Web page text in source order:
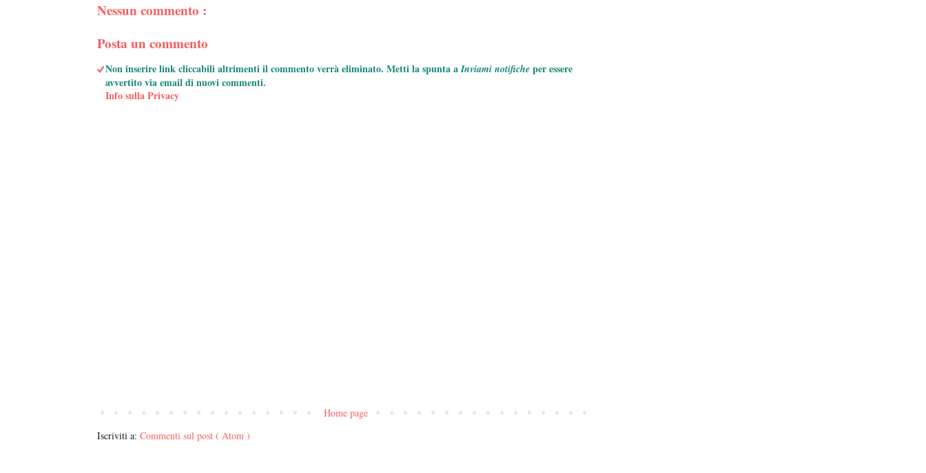
Nessun commento :
Posta un commento
Non inserire link cliccabili altrimenti il commento verrà eliminato. Metti la spunta aInviami notifiche per essere
avvertito via email di nuovi commenti.
Info sulla Privacy
Home page
Iscriviti a: Commenti sul post ( Atom )